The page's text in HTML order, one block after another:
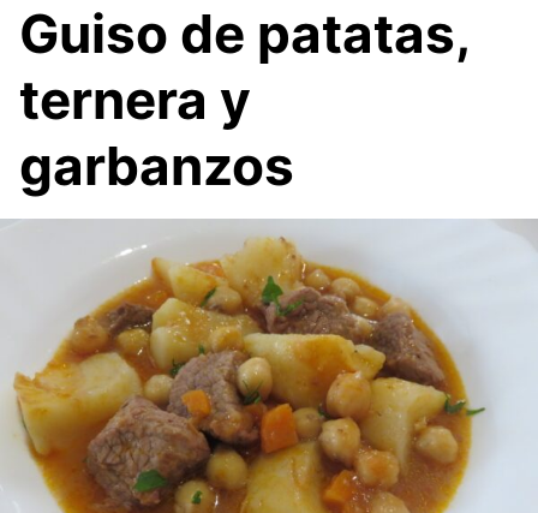
Guiso de patatas,
ternera y
garbanzos